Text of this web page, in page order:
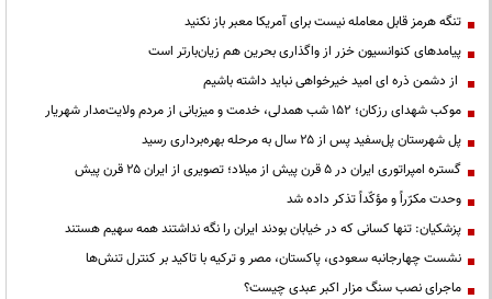
تنگه هرمز قابل معامله نیست برای آمریکا معبر باز نکنید
پیامدهای کنوانسیون خزر از واگذاری بحرین هم زیان‌بارتر است
از دشمن ذره ای امید خیرخواهی نباید داشته باشیم
موکب شهدای رزکان؛ ۱۵۲ شب همدلی، خدمت و میزبانی از مردم ولایت‌مدار شهریار
پل شهرستان پل‌سفید پس از ۲۵ سال به مرحله بهره‌برداری رسید
گستره امپراتوری ایران در ۵ قرن پیش از میلاد؛ تصویری از ایران ۲۵ قرن پیش
وحدت مکرّراً و مؤکّداً تذکر داده شد
پزشکیان: تنها کسانی که در خیابان بودند ایران را نگه نداشتند همه سهیم هستند
نشست چهارجانبه سعودی، پاکستان، مصر و ترکیه با تاکید بر کنترل تنش‌ها
ماجرای نصب سنگ مزار اکبر عبدی چیست؟